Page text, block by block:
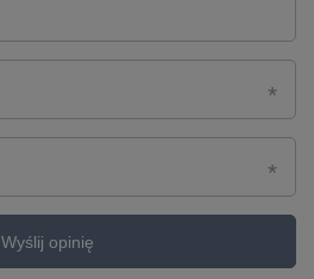
Wyślij opinię